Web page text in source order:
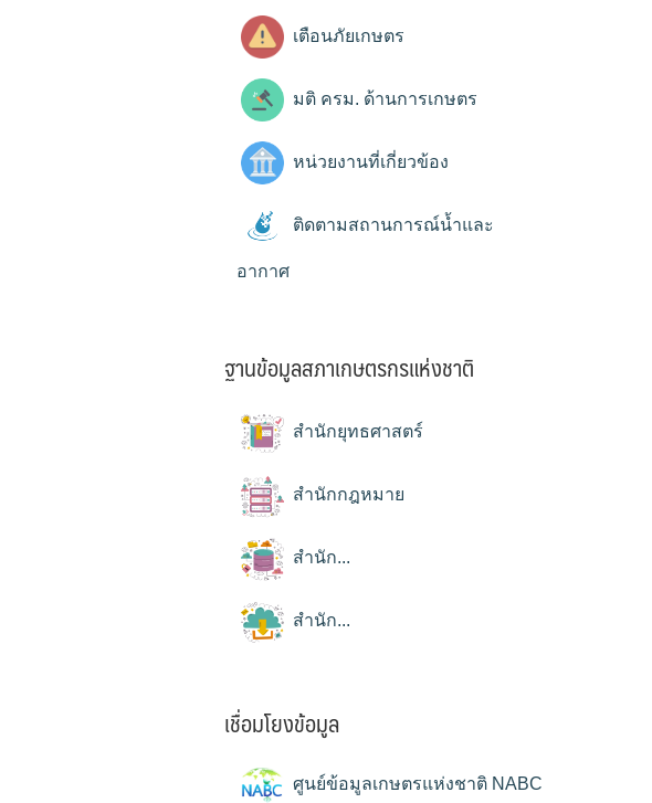
เตือนภัยเกษตร
มติ ครม. ด้านการเกษตร
หน่วยงานที่เกี่ยวข้อง
ติดตามสถานการณ์น้ำและ
อากาศ
ฐานข้อมูลสภาเกษตรกรแห่งชาติ
สำนักยุทธศาสตร์
สำนักกฎหมาย
สำนัก...
สำนัก...
เชื่อมโยงข้อมูล
ศูนย์ข้อมูลเกษตรแห่งชาติ NABC